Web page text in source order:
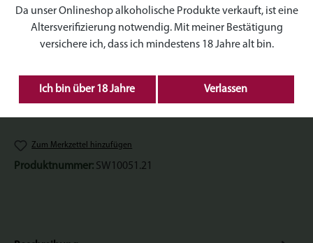
auswählen
Produkt Anzahl: Gib den gewünschten Wert
IN DEN WARENKORB
Zum Merkzettel hinzufügen
Produktnummer: SW10051.21
Da unser Onlineshop alkoholische Produkte verkauft, ist eine
Altersverifizierung notwendig. Mit meiner Bestätigung
versichere ich, dass ich mindestens 18 Jahre alt bin.
Ich bin über 18 Jahre Verlassen